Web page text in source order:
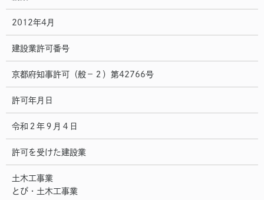
2012年4月
建設業許可番号
京都府知事許可（般−２）第42766号
許可年月日
令和２年９月４日
許可を受けた建設業
土木工事業
とび・土木工事業